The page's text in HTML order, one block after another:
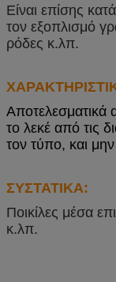
Είναι επίσης
τον εξοπλισμό
ρόδες κ.λπ.
Αποτελεσματικά
το λεκέ από τις
τον τύπο, και
ΣΥΣΤΑΤΙΚΑ:
Ποικίλες μέσα
κ.λπ.